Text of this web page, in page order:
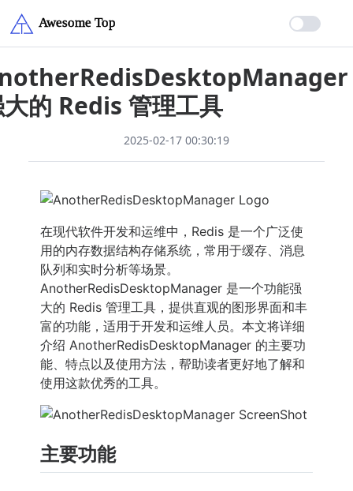
的 Redis 管理工具
2025-02-17 00:30:19
在现代软件开发和运维中，Redis 是一个广泛使
用的内存数据结构存储系统，常用于缓存、消息
队列和实时分析等场景。
AnotherRedisDesktopManager 是一个功能强
大的 Redis 管理工具，提供直观的图形界面和丰
富的功能，适用于开发和运维人员。本文将详细
介绍 AnotherRedisDesktopManager 的主要功
能、特点以及使用方法，帮助读者更好地了解和
使用这款优秀的工具。
主要功能